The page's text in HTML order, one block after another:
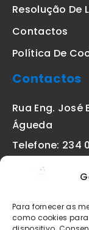
Para fornecer as
como cookies
Resolução De
Contactos
Política De
Contactos
Rua Eng. José
Águeda
Telefone: 234